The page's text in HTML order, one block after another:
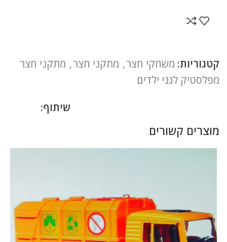
קטגוריות: משחקי חצר, מתקני חצר, מתקני חצר
מפלסטיק לגני ילדים
שיתוף:
מוצרים קשורים